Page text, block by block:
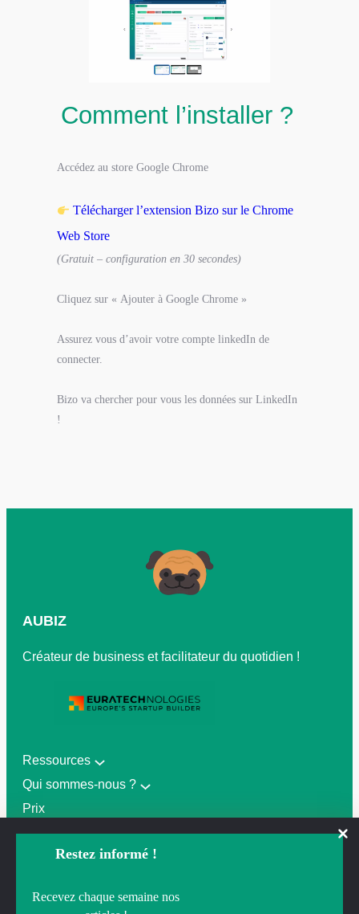
Comment l’installer ?
Accédez au store Google Chrome
Télécharger l’extension Bizo sur le Chrome
Web Store
(Gratuit – configuration en 30 secondes)
Cliquez sur « Ajouter à Google Chrome »
Assurez vous d’avoir votre compte linkedIn de
connecter.
Bizo va chercher pour vous les données sur LinkedIn
!
Restez informé !
Recevez chaque semaine nos
AUBIZ
Créateur de business et facilitateur du quotidien !
Ressources
Qui sommes-nous ?
Prix
Gérer mon abonnement
CGV